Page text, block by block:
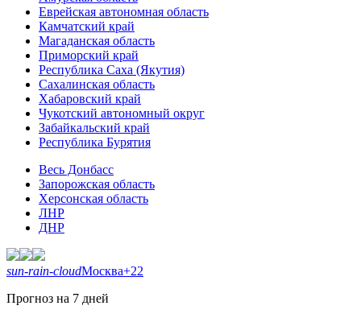
Еврейская автономная область
Камчатский край
Магаданская область
Приморский край
Республика Саха (Якутия)
Сахалинская область
Хабаровский край
Чукотский автономный округ
Забайкальский край
Республика Бурятия
Весь Донбасс
Запорожская область
Херсонская область
ЛНР
ДНР
sun-rain-cloudМосква+22
Прогноз на 7 дней